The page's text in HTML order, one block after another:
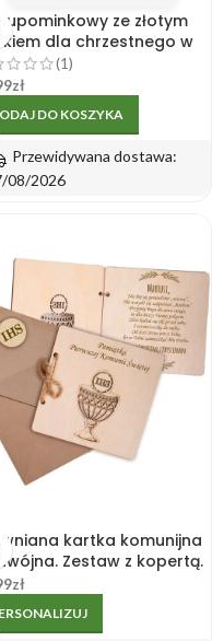
upominkowy ze złotym
dla chrzestnego w
pudełku
(1)
zł
DO KOSZYKA
Przewidywana dostawa:
08/2026
kartka komunijna
Zestaw z kopertą.
Komunia Święta.
zł